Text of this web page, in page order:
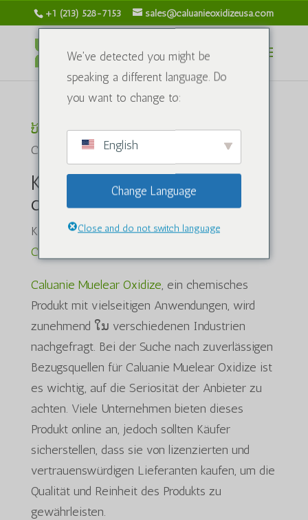
+1 (213) 528-7153 sales@caluanieoxidizeusa.com
ບ້ານ
/ ຜະລິດຕະພັນທີ່ແທັກດ້ວຍຄຳວ່າ "Kaufen
Caluanie muelear oxidize"
Kaufen Caluanie mueear
oxidize
Kaufen Caluanie Muelear Oxidize,Wo kann ich
Caluanie Muelear Oxidize kaufen
Caluanie Muelear Oxidize, ein chemisches
Produkt mit vielseitigen Anwendungen, wird
zunehmend ໃນ verschiedenen Industrien
nachgefragt. Bei der Suche nach zuverlässigen
Bezugsquellen für Caluanie Muelear Oxidize ist
es wichtig, auf die Seriosität der Anbieter zu
achten. Viele Unternehmen bieten dieses
Produkt online an, jedoch sollten Käufer
sicherstellen, dass sie von lizenzierten und
vertrauenswürdigen Lieferanten kaufen, um die
Qualität und Reinheit des Produkts zu
gewährleisten.
We've detected you might be
speaking a different language. Do
you want to change to:
English
Change Language
Close and do not switch language